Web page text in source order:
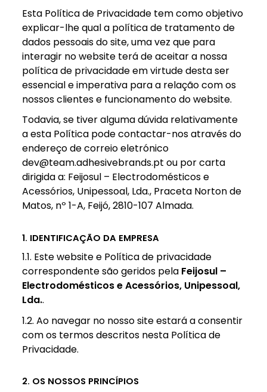
Esta Política de Privacidade tem como objetivo
explicar-lhe qual a política de tratamento de
dados pessoais do site, uma vez que para
interagir no website terá de aceitar a nossa
política de privacidade em virtude desta ser
essencial e imperativa para a relação com os
nossos clientes e funcionamento do website.
Todavia, se tiver alguma dúvida relativamente
a esta Política pode contactar-nos através do
endereço de correio eletrónico
dev@team.adhesivebrands.pt ou por carta
dirigida a: Feijosul – Electrodomésticos e
Acessórios, Unipessoal, Lda., Praceta Norton de
Matos, nº 1-A, Feijó, 2810-107 Almada.
1. IDENTIFICAÇÃO DA EMPRESA
1.1. Este website e Política de privacidade
correspondente são geridos pela Feijosul –
Electrodomésticos e Acessórios, Unipessoal,
Lda..
1.2. Ao navegar no nosso site estará a consentir
com os termos descritos nesta Política de
Privacidade.
2. OS NOSSOS PRINCÍPIOS